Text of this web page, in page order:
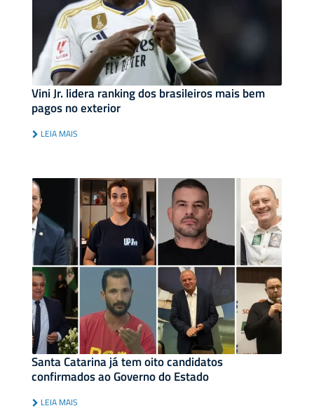
Vini Jr. lidera ranking dos brasileiros mais bem
pagos no exterior
LEIA MAIS
Santa Catarina já tem oito candidatos
confirmados ao Governo do Estado
LEIA MAIS